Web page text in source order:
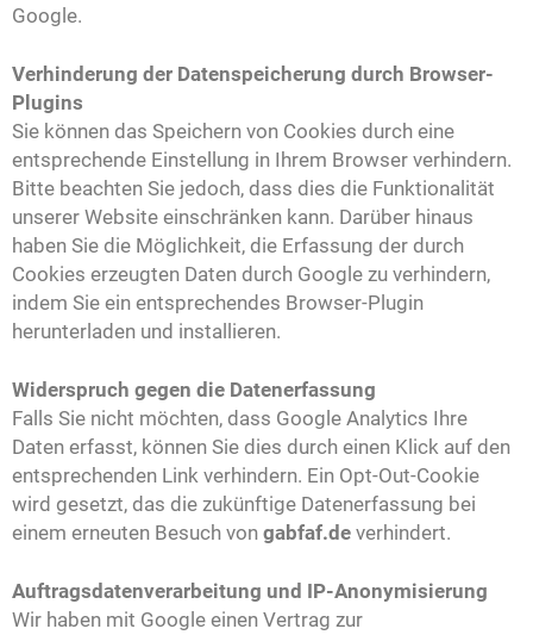
Google.
Verhinderung der Datenspeicherung durch Browser-
Plugins
Sie können das Speichern von Cookies durch eine
entsprechende Einstellung in Ihrem Browser verhindern.
Bitte beachten Sie jedoch, dass dies die Funktionalität
unserer Website einschränken kann. Darüber hinaus
haben Sie die Möglichkeit, die Erfassung der durch
Cookies erzeugten Daten durch Google zu verhindern,
indem Sie ein entsprechendes Browser-Plugin
herunterladen und installieren.
Widerspruch gegen die Datenerfassung
Falls Sie nicht möchten, dass Google Analytics Ihre
Daten erfasst, können Sie dies durch einen Klick auf den
entsprechenden Link verhindern. Ein Opt-Out-Cookie
wird gesetzt, das die zukünftige Datenerfassung bei
einem erneuten Besuch von gabfaf.de verhindert.
Auftragsdatenverarbeitung und IP-Anonymisierung
Wir haben mit Google einen Vertrag zur